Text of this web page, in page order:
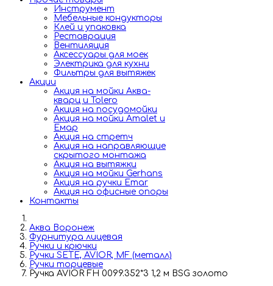
Инструмент
Мебельные кондукторы
Клей и упаковка
Реставрация
Вентиляция
Аксессуары для моек
Электрика для кухни
Фильтры для вытяжек
Акции
Акция на мойки Аква-
кварц и Tolero
Акция на посудомойки
Акция на мойки Amalet и
Емар
Акция на стретч
Акция на направляющие
скрытого монтажа
Акция на вытяжки
Акция на мойки Gerhans
Акция на ручки Emar
Акция на офисные опоры
Контакты
Аква Воронеж
Фурнитура лицевая
Ручки и крючки
Ручки SETE, AVIOR, MF (металл)
Ручки торцевые
Ручка AVIOR FH 0099.352*3 1,2 м BSG золото